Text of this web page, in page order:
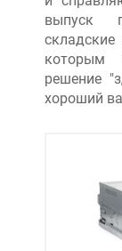
выпуск
которым
решение
хороший